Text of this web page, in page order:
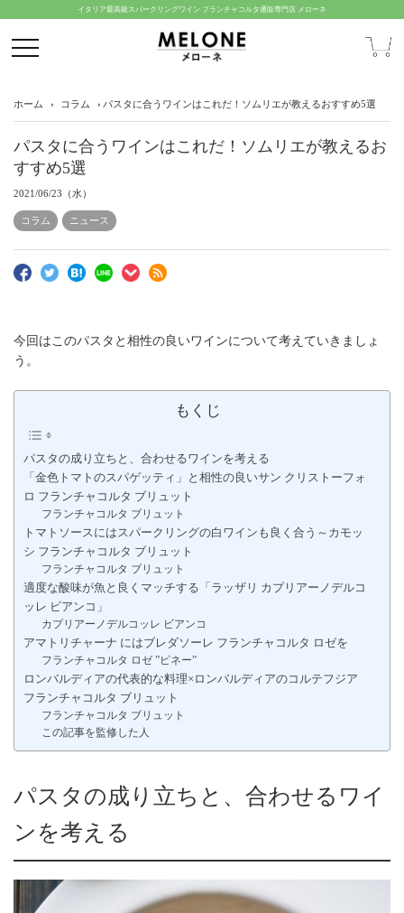
イタリア最高級スパークリングワイン フランチャコルタ通販専門店 メローネ
ホーム コラム パスタに合うワインはこれだ！ソムリエが教えるおすすめ5選
パスタに合うワインはこれだ！ソムリエが教えるお
すすめ5選
2021/06/23（水）
コラム ニュース
今回はこのパスタと相性の良いワインについて考えていきましょ
う。
もくじ
パスタの成り立ちと、合わせるワインを考える
「金色トマトのスパゲッティ」と相性の良いサン クリストーフォ
ロ フランチャコルタ ブリュット
フランチャコルタ ブリュット
トマトソースにはスパークリングの白ワインも良く合う～カモッ
シ フランチャコルタ ブリュット
フランチャコルタ ブリュット
適度な酸味が魚と良くマッチする「ラッザリ カプリアーノデルコ
ッレ ビアンコ」
カプリアーノデルコッレ ビアンコ
アマトリチャーナ にはブレダソーレ フランチャコルタ ロゼを
フランチャコルタ ロゼ ”ピネー”
ロンバルディアの代表的な料理×ロンバルディアのコルテフジア
フランチャコルタ ブリュット
フランチャコルタ ブリュット
この記事を監修した人
パスタの成り立ちと、合わせるワイ
ンを考える